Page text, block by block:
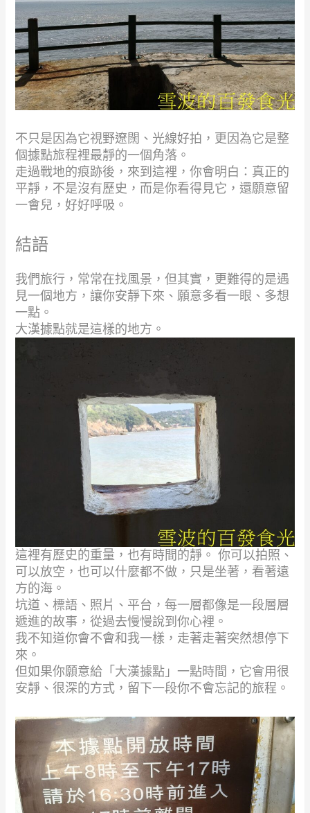
不只是因為它視野遼闊、光線好拍，更因為它是整
個據點旅程裡最靜的一個角落。
走過戰地的痕跡後，來到這裡，你會明白：真正的
平靜，不是沒有歷史，而是你看得見它，還願意留
一會兒，好好呼吸。
結語
我們旅行，常常在找風景，但其實，更難得的是遇
見一個地方，讓你安靜下來、願意多看一眼、多想
一點。
大漢據點就是這樣的地方。
這裡有歷史的重量，也有時間的靜。 你可以拍照、
可以放空，也可以什麼都不做，只是坐著，看著遠
方的海。
坑道、標語、照片、平台，每一層都像是一段層層
遞進的故事，從過去慢慢說到你心裡。
我不知道你會不會和我一樣，走著走著突然想停下
來。
但如果你願意給「大漢據點」一點時間，它會用很
安靜、很深的方式，留下一段你不會忘記的旅程。